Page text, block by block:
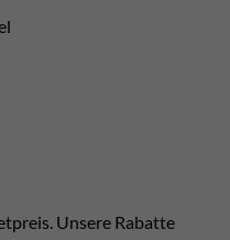
Unsere Rabatte